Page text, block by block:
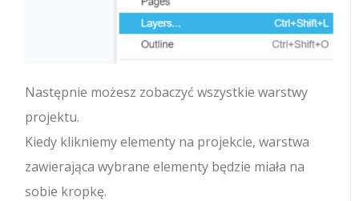
Następnie możesz zobaczyć wszystkie warstwy
projektu.
Kiedy klikniemy elementy na projekcie, warstwa
zawierająca wybrane elementy będzie miała na
sobie kropkę.